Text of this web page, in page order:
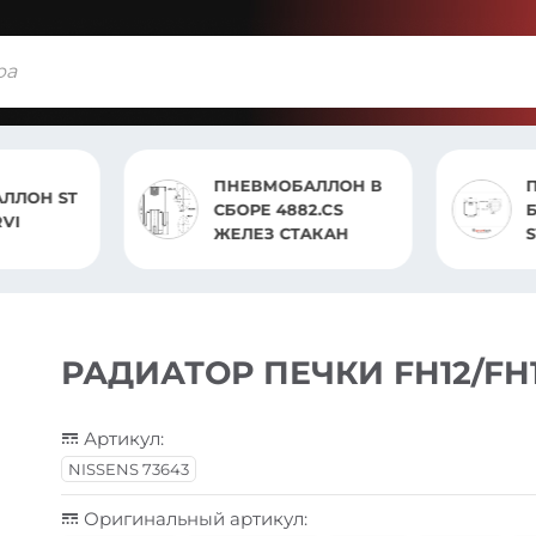
ПНЕВМОБАЛЛОН В
СБОРЕ 4882.CS
ЖЕЛЕЗ СТАКАН
ПНЕВМОБАЛЛОН
БЕЗ СТАКАНА VOLVO
ST 7783.S
РАДИАТОР ПЕЧКИ FH12/
Артикул:
NISSENS 73643
Оригинальный артикул: